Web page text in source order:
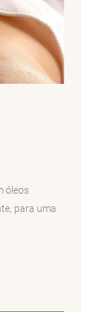
óleos
para uma